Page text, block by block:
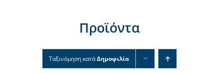
Προϊόντα
Ταξινόμηση κατάΔημοφιλία